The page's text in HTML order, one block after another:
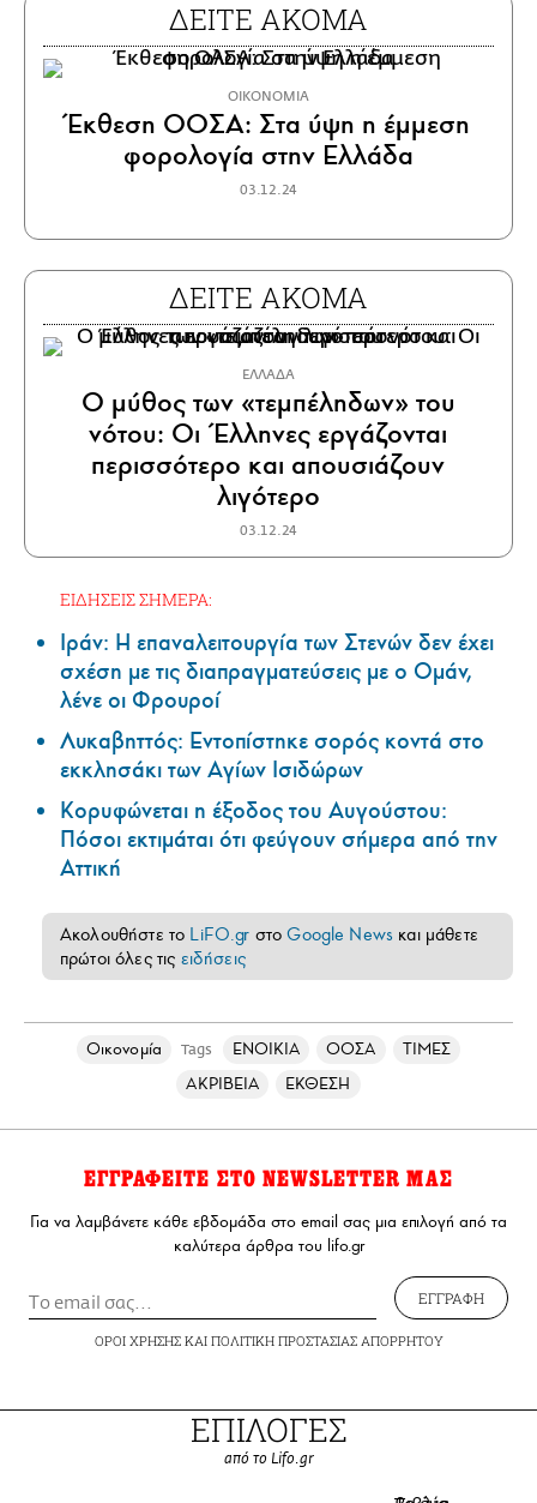
ΔΕΙΤΕ ΑΚΟΜΑ
ΟΙΚΟΝΟΜΙΑ
Έκθεση ΟΟΣΑ: Στα ύψη η έμμεση
φορολογία στην Ελλάδα
03.12.24
ΔΕΙΤΕ ΑΚΟΜΑ
ΕΛΛΑΔΑ
Ο μύθος των «τεμπέληδων» του
νότου: Οι Έλληνες εργάζονται
περισσότερο και απουσιάζουν
λιγότερο
03.12.24
ΕΙΔΗΣΕΙΣ ΣΗΜΕΡΑ:
Ιράν: Η επαναλειτουργία των Στενών δεν έχει
σχέση με τις διαπραγματεύσεις με ο Ομάν,
λένε οι Φρουροί
Λυκαβηττός: Εντοπίστηκε σορός κοντά στο
εκκλησάκι των Αγίων Ισιδώρων
Κορυφώνεται η έξοδος του Αυγούστου:
Πόσοι εκτιμάται ότι φεύγουν σήμερα από την
Αττική
Ακολουθήστε το LiFO.gr στοGoogle News και μάθετε
πρώτοι όλες τις ειδήσεις
Οικονομία Tags ΕΝΟΙΚΙΑ ΟΟΣΑ
ΤΙΜΕΣ
ΑΚΡΙΒΕΙΑ
ΕΚΘΕΣΗ
ΕΓΓΡΑΦΕΙΤΕ ΣΤΟ NEWSLETTER ΜΑΣ
Για να λαμβάνετε κάθε εβδομάδα στο email σας μια επιλογή από τα
καλύτερα άρθρα του lifo.gr
ΕΓΓΡΑΦΗ
ΟΡΟΙ ΧΡΗΣΗΣΚΑΙ ΠΟΛΙΤΙΚΗ ΠΡΟΣΤΑΣΙΑΣ ΑΠΟΡΡΗΤΟΥ
ΕΠΙΛΟΓΕΣ
από το Lifo.gr